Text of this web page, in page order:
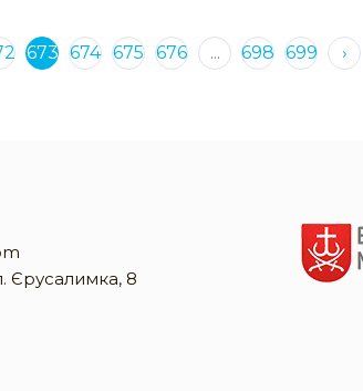
673 674 675 676 ... 698 699 ›
Єрусалимка, 8